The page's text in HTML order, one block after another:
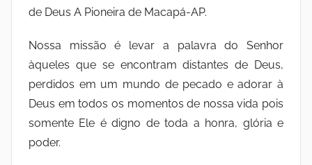
de Deus A Pioneira de Macapá-AP.
Nossa missão é levar a palavra do Senhor
àqueles que se encontram distantes de Deus,
perdidos em um mundo de pecado e adorar à
Deus em todos os momentos de nossa vida pois
somente Ele é digno de toda a honra, glória e
poder.